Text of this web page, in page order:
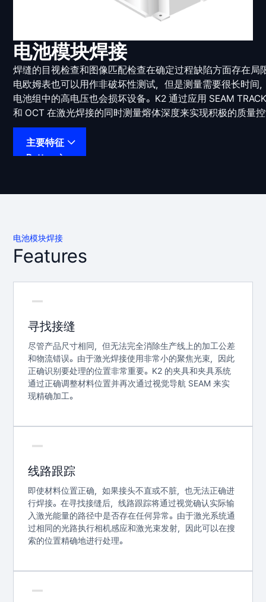
电池模块焊接
焊缝的目视检查和图像匹配检查在确定过程缺陷方面存在局
电欧姆表也可以用作非破坏性测试，但是测量需要很长时间
电池组中的高电压也会损坏设备。K2 通过应用 SEAM
和 OCT 在激光焊接的同时测量熔体深度来实现积极的质量
主要特征
Button
电池模块焊接
Features
寻找接缝
尽管产品尺寸相同，但无法完全消除生产线上的加工公差
和物流错误。由于激光焊接使用非常小的聚焦光束，因此
正确识别要处理的位置非常重要。K2 的夹具和夹具系统
通过正确调整材料位置并再次通过视觉导航 SEAM 来实
现精确加工。
线路跟踪
即使材料位置正确，如果接头不直或不脏，也无法正确进
行焊接。在寻找接缝后，线路跟踪将通过视觉确认实际输
入激光能量的路径中是否存在任何异常。由于激光系统通
过相同的光路执行相机感应和激光束发射，因此可以在搜
索的位置精确地进行处理。